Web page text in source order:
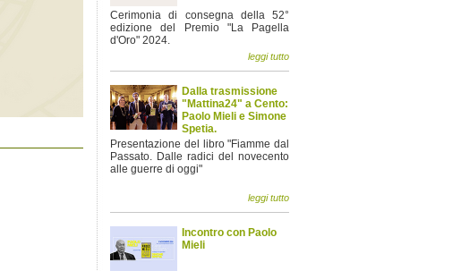
Cerimonia di consegna della 52°
edizione del Premio "La Pagella
d'Oro" 2024.
leggi tutto
Dalla trasmissione
"Mattina24" a Cento:
Paolo Mieli e Simone
Spetia.
Presentazione del libro "Fiamme dal
Passato. Dalle radici del novecento
alle guerre di oggi"
leggi tutto
Incontro con Paolo
Mieli